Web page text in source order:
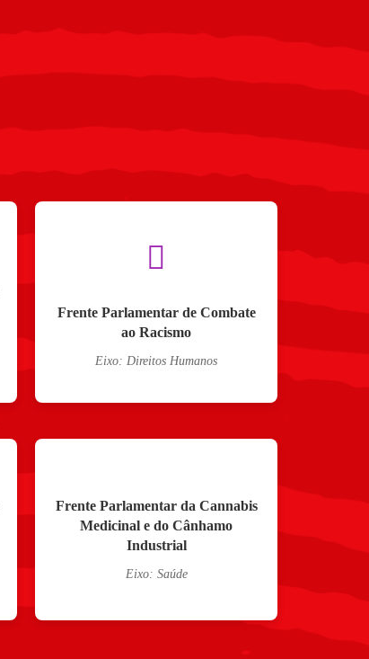
Frente Parlamentar de Combate
ao Racismo
Eixo: Direitos Humanos
Frente Parlamentar da Cannabis
Medicinal e do Cânhamo
Industrial
Eixo: Saúde